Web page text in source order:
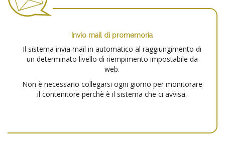
Invio mail di promemoria
Il sistema invia mail in automatico al raggiungimento di
un determinato livello di riempimento impostabile da
web.
Non è necessario collegarsi ogni giorno per monitorare
il contenitore perchè è il sistema che ci avvisa.